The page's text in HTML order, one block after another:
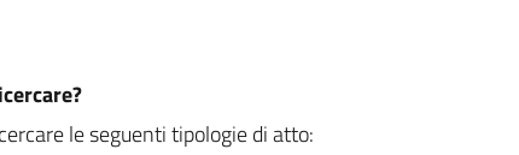
le seguenti tipologie di atto: